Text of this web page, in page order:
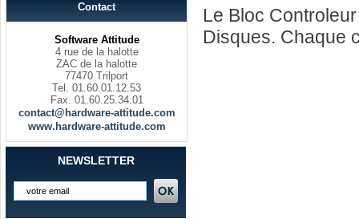
Contact
Software Attitude
4 rue de la halotte
ZAC de la halotte
77470 Trilport
Tel. 01.60.01.12.53
Fax. 01.60.25.34.01
contact@hardware-attitude.com
www.hardware-attitude.com
NEWSLETTER
Le Bloc
Disques. Chaque